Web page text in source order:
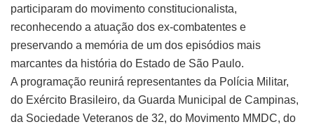
participaram do movimento constitucionalista,
reconhecendo a atuação dos ex-combatentes e
preservando a memória de um dos episódios mais
marcantes da história do Estado de São Paulo.
A programação reunirá representantes da Polícia Militar,
do Exército Brasileiro, da Guarda Municipal de Campinas,
da Sociedade Veteranos de 32, do Movimento MMDC, do